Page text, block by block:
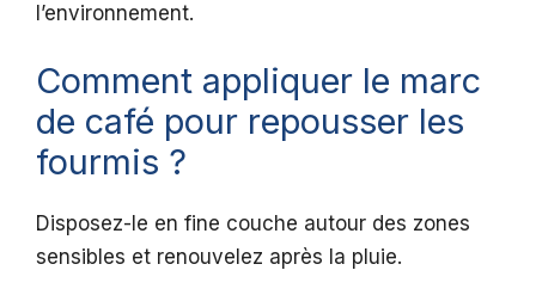
l’environnement.
Comment appliquer le marc
de café pour repousser les
fourmis ?
Disposez-le en fine couche autour des zones
sensibles et renouvelez après la pluie.